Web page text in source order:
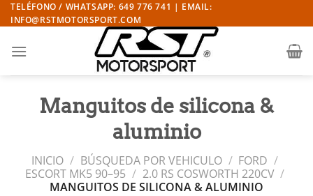
Saltar
al
TELÉFONO / WHATSAPP: 649 776 741 | EMAIL:
INFO@RSTMOTORSPORT.COM
Manguitos de silicona &
aluminio
INICIO / BÚSQUEDA POR VEHICULO / FORD /
ESCORT MK5 90–95 / 2.0 RS COSWORTH 220CV /
MANGUITOS DE SILICONA & ALUMINIO